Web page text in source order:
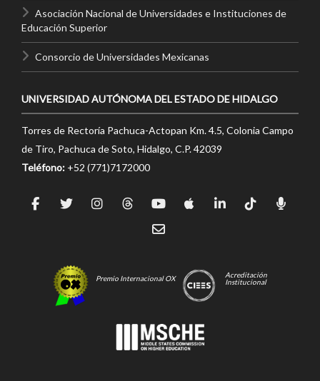
Asociación Nacional de Universidades e Instituciones de
Educación Superior
Consorcio de Universidades Mexicanas
UNIVERSIDAD AUTÓNOMA DEL ESTADO DE HIDALGO
Torres de Rectoría Pachuca-Actopan Km. 4.5, Colonia Campo
de Tiro, Pachuca de Soto, Hidalgo, C.P. 42039
Teléfono: +52 (771)7172000
Premio Internacional OX
Acreditación
Institucional